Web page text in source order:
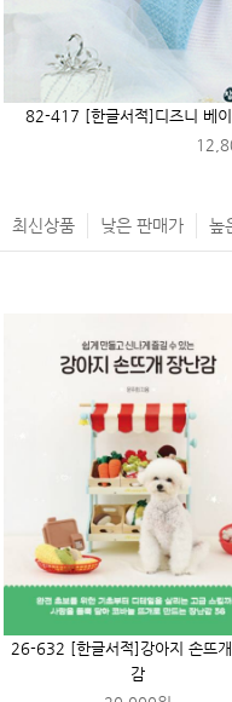
82-417 [한글서적]디즈니 베
최신상품 낮은 판매가 높
26-632 [한글서적]강아지 손뜨
감